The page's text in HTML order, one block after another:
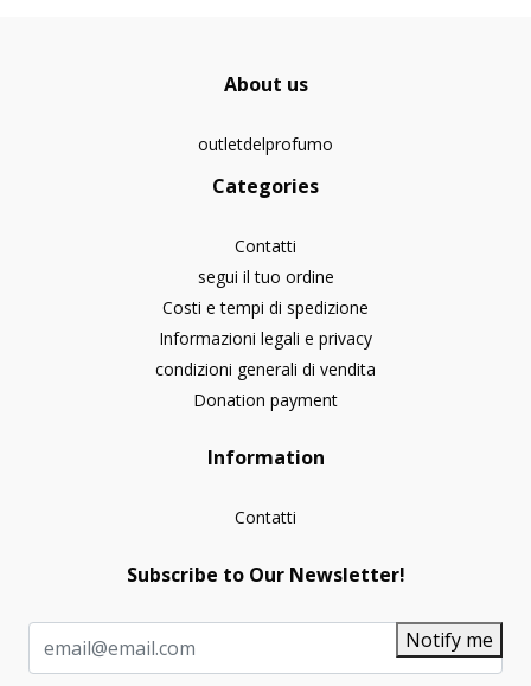
About us
outletdelprofumo
Categories
Contatti
segui il tuo ordine
Costi e tempi di spedizione
Informazioni legali e privacy
condizioni generali di vendita
Donation payment
Information
Contatti
Subscribe to Our Newsletter!
Notify me